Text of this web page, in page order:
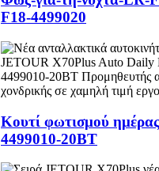
F18-4499020
Κουτί φωτισμού
4499010-20BT